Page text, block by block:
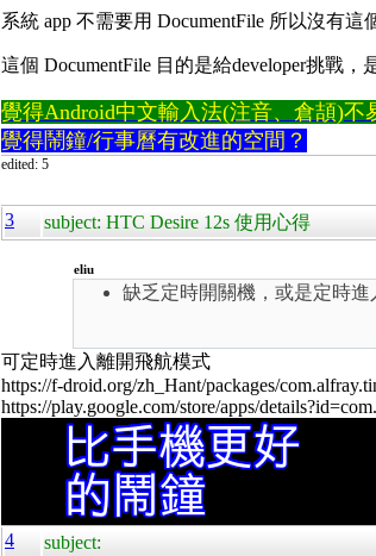
系統 app 不需要用 DocumentFile 所以沒有這
這個 DocumentFile 目的是給developer挑戰，
覺得Android中文輸入法(注音、倉頡)
覺得鬧鐘/行事曆有改進的空間？
edited: 5
3 subject: HTC Desire 12s 使用心得
eliu
缺乏定時開關機，或是定時進
可定時進入離開飛航模式
https://f-droid.org/zh_Hant/packages/
https://play.google.com/store/apps/
4 subject: